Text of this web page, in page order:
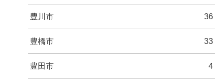
豊川市 36
豊橋市 33
豊田市 4